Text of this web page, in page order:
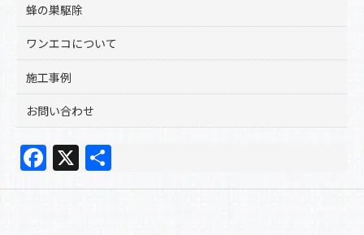
蜂の巣駆除
ワンエコについて
施工事例
お問い合わせ
F
a
X
有